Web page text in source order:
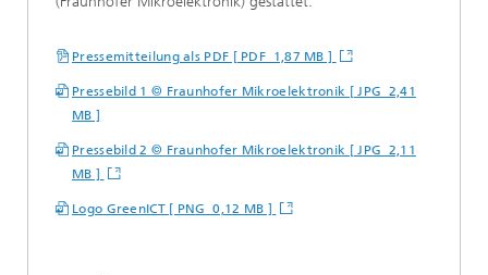
Pressemitteilung als PDF [ PDF 1,87 MB ]
Pressebild 1 © Fraunhofer Mikroelektronik [ JPG 2,41
MB ]
Pressebild 2 © Fraunhofer Mikroelektronik [ JPG 2,11
MB ]
Logo GreenICT [ PNG 0,12 MB ]